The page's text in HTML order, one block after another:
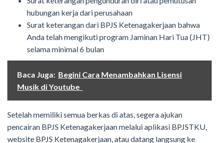
hubungan kerja dari perusahaan
Surat keterangan dari BPJS Ketenagakerjaan bahwa
Anda telah mengikuti program Jaminan Hari Tua (JHT)
selama minimal 6 bulan
Baca Juga: Begini Cara Menambahkan Lisensi
Musik di Youtube
Setelah memiliki semua berkas di atas, segera ajukan
pencairan BPJS Ketenagakerjaan melalui aplikasi BPJSTKU,
website BPJS Ketenagakerjaan, atau datang langsung ke